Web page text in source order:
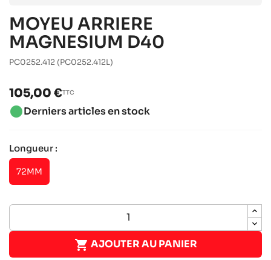
MOYEU ARRIERE
MAGNESIUM D40
PC0252.412 (PC0252.412L)
105,00 €TTC
brightness_1Derniers articles en stock
Longueur :
72MM
 AJOUTER AU PANIER